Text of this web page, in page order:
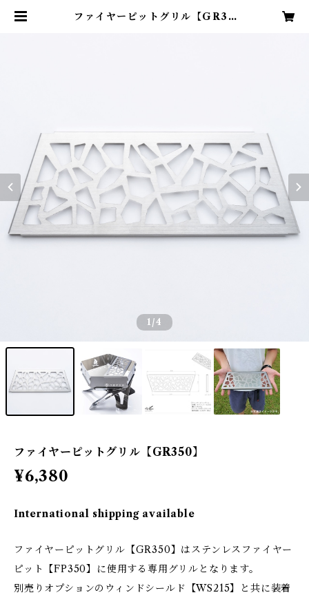
ファイヤーピットグリル【GR35
1 /4
ファイヤーピットグリル【GR350】
¥6,380
International shipping available
ファイヤーピットグリル【GR350】はステンレスファイヤー
ピット【FP350】に使用する専用グリルとなります。
別売りオプションのウィンドシールド【WS215】と共に装着